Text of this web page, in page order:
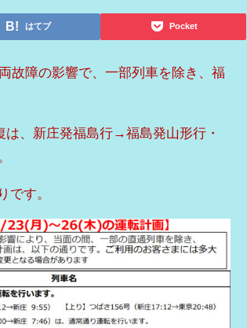
はてブ Pocket
故障の影響で、一部列車を除き、福
は、新庄発福島行→福島発山形行・
です。